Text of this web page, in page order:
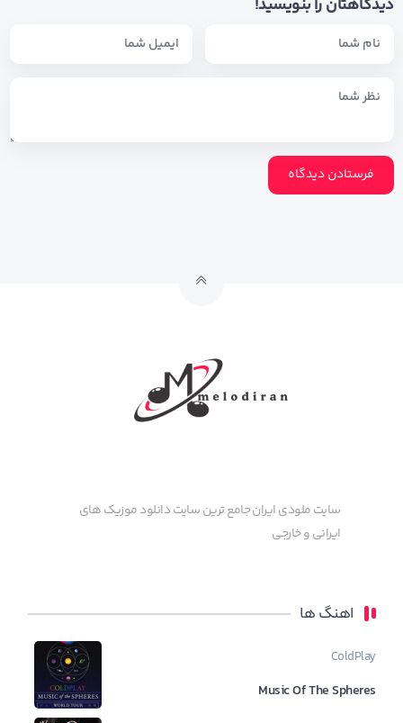
دیدگاهتان را بنویسید!
سایت ملودی ایران جامع ترین سایت دانلود موزیک های
ایرانی و خارجی
اهنگ ها
ColdPlay
Music Of The Spheres